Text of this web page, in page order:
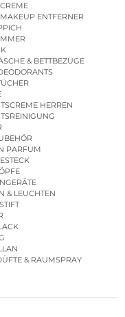
ENTFERNER
& BETTBEZÜGE
HERREN
PARFUM
& LEUCHTEN
& RAUMSPRAY